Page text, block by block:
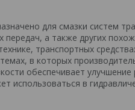
для смазки систем
передач, а также других
транспортных
в которых
обеспечивает
использоваться в